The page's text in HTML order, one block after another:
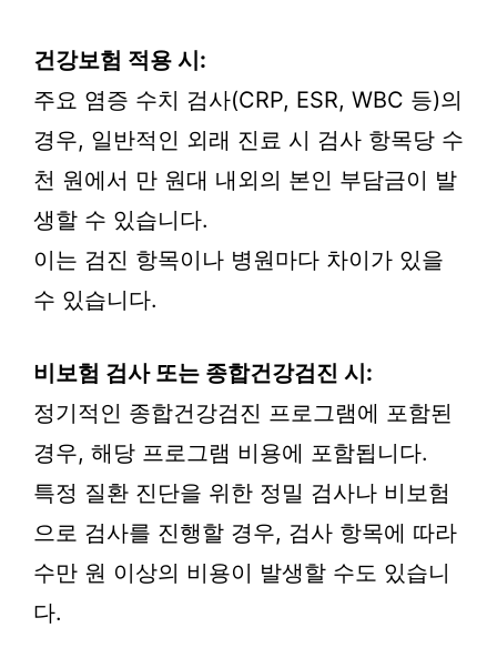
건강보험 적용 시:
주요 염증 수치 검사(CRP, ESR, WBC 등)의
경우, 일반적인 외래 진료 시 검사 항목당 수
천 원에서 만 원대 내외의 본인 부담금이 발
생할 수 있습니다.
이는 검진 항목이나 병원마다 차이가 있을
수 있습니다.
비보험 검사 또는 종합건강검진 시:
정기적인 종합건강검진 프로그램에 포함된
경우, 해당 프로그램 비용에 포함됩니다.
특정 질환 진단을 위한 정밀 검사나 비보험
으로 검사를 진행할 경우, 검사 항목에 따라
수만 원 이상의 비용이 발생할 수도 있습니
다.